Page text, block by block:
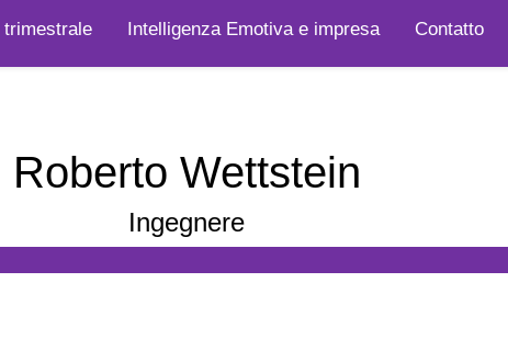
Intelligenza Emotiva e impresa Contatto
Roberto Wettstein
Ingegnere